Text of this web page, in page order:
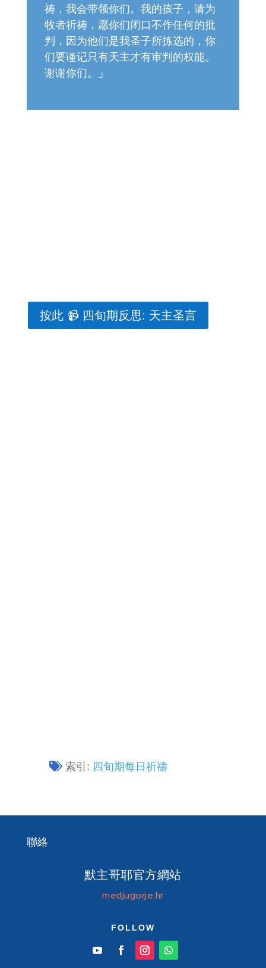
祷，我会带领你们。我的孩子，请为
牧者祈祷，愿你们闭口不作任何的批
判，因为他们是我圣子所拣选的，你
们要谨记只有天主才有审判的权能。
谢谢你们。」
按此 📹 四旬期反思: 天主圣言
索引: 四旬期每日祈禱
聯絡
默主哥耶官方網站
medjugorje.hr
FOLLOW